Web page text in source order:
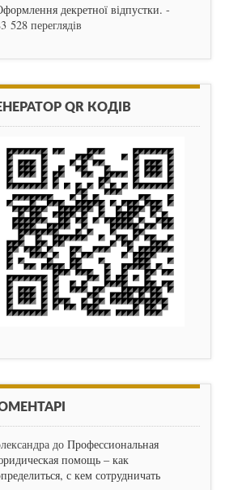
декретної відпустки. -
528 переглядів
QR КОДІВ
до Профессиональная
помощь – как
с кем сотрудничать